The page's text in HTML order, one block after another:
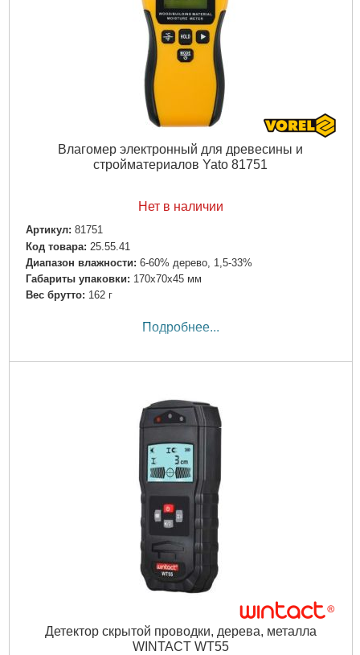
Влагомер электронный для древесины и
стройматериалов Yato 81751
Нет в наличии
Артикул: 81751
Код товара: 25.55.41
Диапазон влажности: 6-60% дерево, 1,5-33%
Габариты упаковки: 170x70x45 мм
Вес брутто: 162 г
Подробнее...
Детектор скрытой проводки, дерева, металла
WINTACT WT55